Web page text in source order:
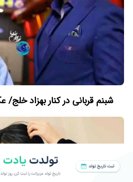
شبنم قربانی در کنار بهزاد